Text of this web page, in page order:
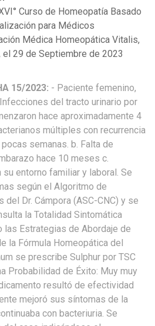
Curso de Homeopatía Basado
para Médicos
Médica Homeopática Vitalis,
el 29 de Septiembre de 2023
15/2023: - Paciente femenino,
del tracto urinario por
hace aproximadamente 4
múltiples con recurrencia
semanas. b. Falta de
hace 10 meses c.
su entorno familiar y laboral. Se
según el Algoritmo de
Dr. Cámpora (ASC-CNC) y se
la Totalidad Sintomática
las Estrategias de Abordaje de
la Fórmula Homeopática del
se prescribe Sulphur por TSC
Probabilidad de Éxito: Muy muy
resultó de efectividad
mejoró sus síntomas de la
con bacteriuria. Se